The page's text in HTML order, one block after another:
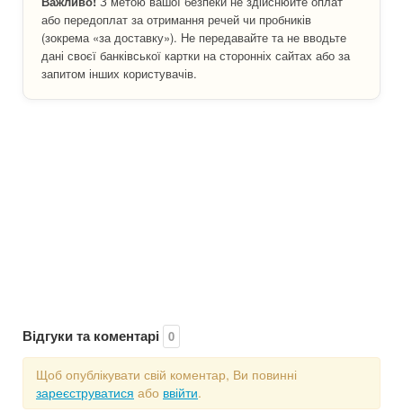
або передоплат за отримання речей чи пробників
(зокрема «за доставку»). Не передавайте та не вводьте
дані своєї банківської картки на сторонніх сайтах або за
запитом інших користувачів.
Відгуки та коментарі 0
Щоб опублікувати свій коментар, Ви повинні
зареєструватися або ввійти.